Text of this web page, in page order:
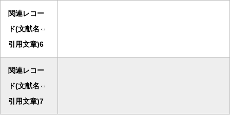
関連レコー
ド(文献名⇔
引用文章)6
関連レコー
ド(文献名⇔
引用文章)7